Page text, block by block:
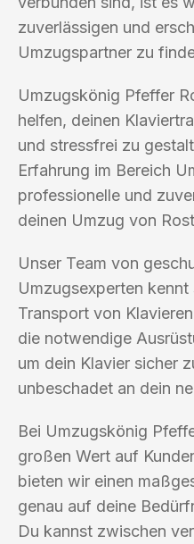
zuverlässigen und
Umzugspartner zu
Umzugskönig Pfeffer
helfen, deinen
und stressfrei zu
Erfahrung im Bereich
professionelle und
deinen Umzug von
Unser Team von
Umzugsexperten
Transport von
die notwendige
um dein Klavier sicher
unbeschadet an dein
Bei Umzugskönig
großen Wert auf
bieten wir einen
genau auf deine
Du kannst zwischen